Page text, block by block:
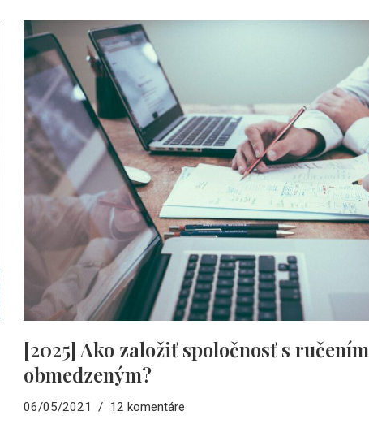
[2025] Ako založiť spoločnosť s ručením
obmedzeným?
06/05/2021 12 komentáre